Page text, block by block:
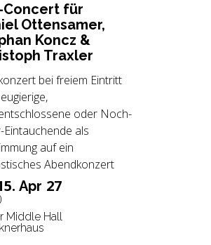
Apr 27
Middle Hall
Con­cert für
Ot­ten­sa­mer,
Koncz &
Trax­ler
bei freiem Eintritt
oder Noch-
als
auf ein
Abendkonzert